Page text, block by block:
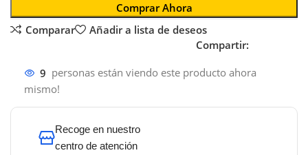
Comprar Ahora
Comparar
Añadir a lista de deseos
Compartir:
9 personas están viendo este producto ahora
mismo!
Recoge en nuestro
centro de atención